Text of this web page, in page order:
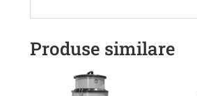
Produse similare